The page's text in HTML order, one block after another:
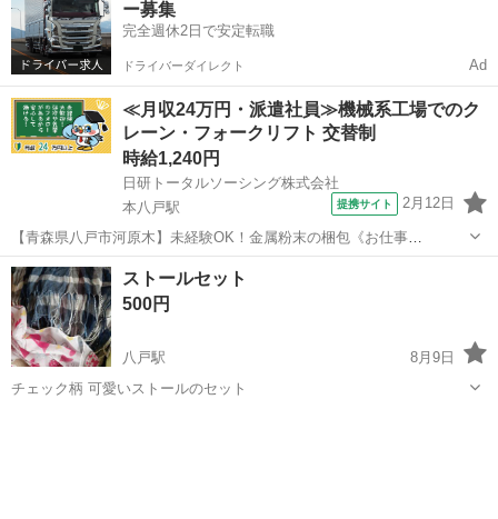
ー募集
完全週休2日で安定転職
ドライバーダイレクト Ad
≪月収24万円・派遣社員≫機械系工場でのク
レーン・フォークリフト 交替制
時給1,240円
日研トータルソーシング株式会社
本八戸駅
提携サイト 2月12日
【青森県八戸市河原木】未経験OK！金属粉末の梱包《お仕事
No.2A160》 お仕事について 金属粉末をビニール袋へ梱包していく作
業や、粉末をふるいにかけて大きさ別に分ける作業です。 ※業務の変
更、就業場所の変更の範囲、契...
青森 八戸市 本八戸駅 その他
ストールセット
500円
八戸駅
8月9日
チェック柄 可愛いストールのセット